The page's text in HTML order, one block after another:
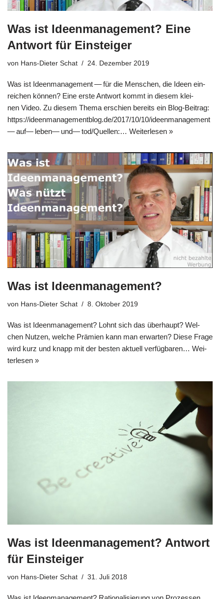
Was ist Ideenmanagement? Eine
Antwort für Einsteiger
von Hans-Dieter Schat 24. Dezember 2019
Was ist Ideen­ma­nage­ment — für die Men­schen, die Ideen ein­
rei­chen kön­nen? Eine erste Ant­wort kommt in die­sem klei­
nen Video. Zu die­sem The­ma erschien bereits ein Blog-Bei­­trag:
https://​ideen​ma​nage​ment​blog​.de/​2​0​1​7​/​1​0​/​1​0​/​i​d​e​e​n​m​a​n​a​g​e​m​e​n​t​
— a​u​f​— l​e​b​e​n​— u​n​d​— t​od/​Quel­len:… Wei­ter­le­sen »
Was ist Ideenmanagement?
von Hans-Dieter Schat 8. Oktober 2019
Was ist Ideen­ma­nage­ment? Lohnt sich das über­haupt? Wel­
chen Nut­zen, wel­che Prä­mi­en kann man erwar­ten? Die­se Fra­ge
wird kurz und knapp mit der besten aktu­ell ver­füg­ba­ren… Wei­
ter­le­sen »
Was ist Ideenmanagement? Antwort
für Einsteiger
von Hans-Dieter Schat 31. Juli 2018